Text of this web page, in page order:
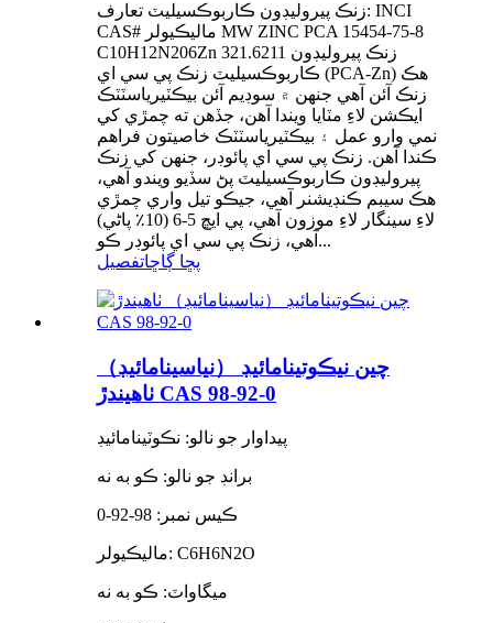
زنڪ پيروليڊون ڪاربوڪسيليٽ تعارف: INCI
CAS# ماليڪيولر MW ZINC PCA 15454-75-8
C10H12N206Zn 321.6211 زنڪ پيروليڊون
ڪاربوڪسيليٽ زنڪ پي سي اي (PCA-Zn) هڪ
زنڪ آئن آهي جنهن ۾ سوڊيم آئن بيڪٽيرياسٽٽڪ
ايڪشن لاءِ مٽايا ويندا آهن، جڏهن ته چمڙي کي
نمي وارو عمل ۽ بيڪٽيرياسٽٽڪ خاصيتون فراهم
ڪندا آهن. زنڪ پي سي اي پائوڊر، جنهن کي زنڪ
پيروليڊون ڪاربوڪسيليٽ پڻ سڏيو ويندو آهي،
هڪ سيبم ڪنڊيشنر آهي، جيڪو تيل واري چمڙي
لاءِ سينگار لاءِ موزون آهي، پي ايڇ 5-6 (10٪ پاڻي)
آهي، زنڪ پي سي اي پائوڊر ڪو...
پڇا ڳاڇاتفصيل
چين نيڪوتينامائيڊ （نياسينامائيڊ）
ٺاهيندڙ CAS 98-92-0
پيداوار جو نالو: نڪوٽينامائيڊ
برانڊ جو نالو: ڪو به نه
ڪيس نمبر: 98-92-0
ماليڪيولر: C6H6N2O
ميگاواٽ: ڪو به نه